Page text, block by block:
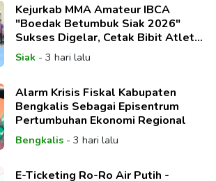
Kejurkab MMA Amateur IBCA
"Boedak Betumbuk Siak 2026"
Sukses Digelar, Cetak Bibit Atlet
Berprestasi
Siak- 3 hari lalu
Alarm Krisis Fiskal Kabupaten
Bengkalis Sebagai Episentrum
Pertumbuhan Ekonomi Regional
Bengkalis- 3 hari lalu
E-Ticketing Ro-Ro Air Putih -